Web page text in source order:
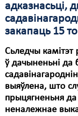
адказнасьці,
закапаць 15
Сьледчы
ў дачыненьні да
выяўлена, што
прыцягненьня
неналежнае
Мігранты
Мірныя сходы
Палітвязьні
Праваабаронцы
Правы дзіцяці
Пэнітэнцыярная